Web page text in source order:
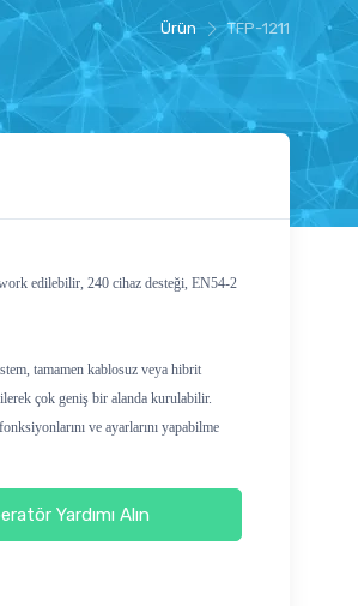
Ürün TFP-1211
edilebilir, 240 cihaz desteği, EN54-2
tamamen kablosuz veya hibrit
çok geniş bir alanda kurulabilir.
ve ayarlarını yapabilme
Yardımı Alın